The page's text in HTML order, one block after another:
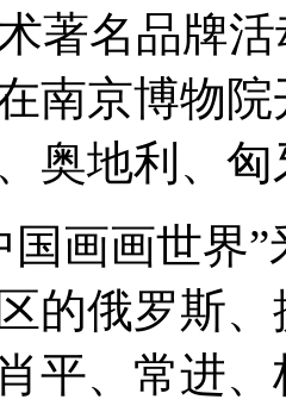
名品牌活
南京博物
奥地利、
画世界”
的俄罗斯
平、常进